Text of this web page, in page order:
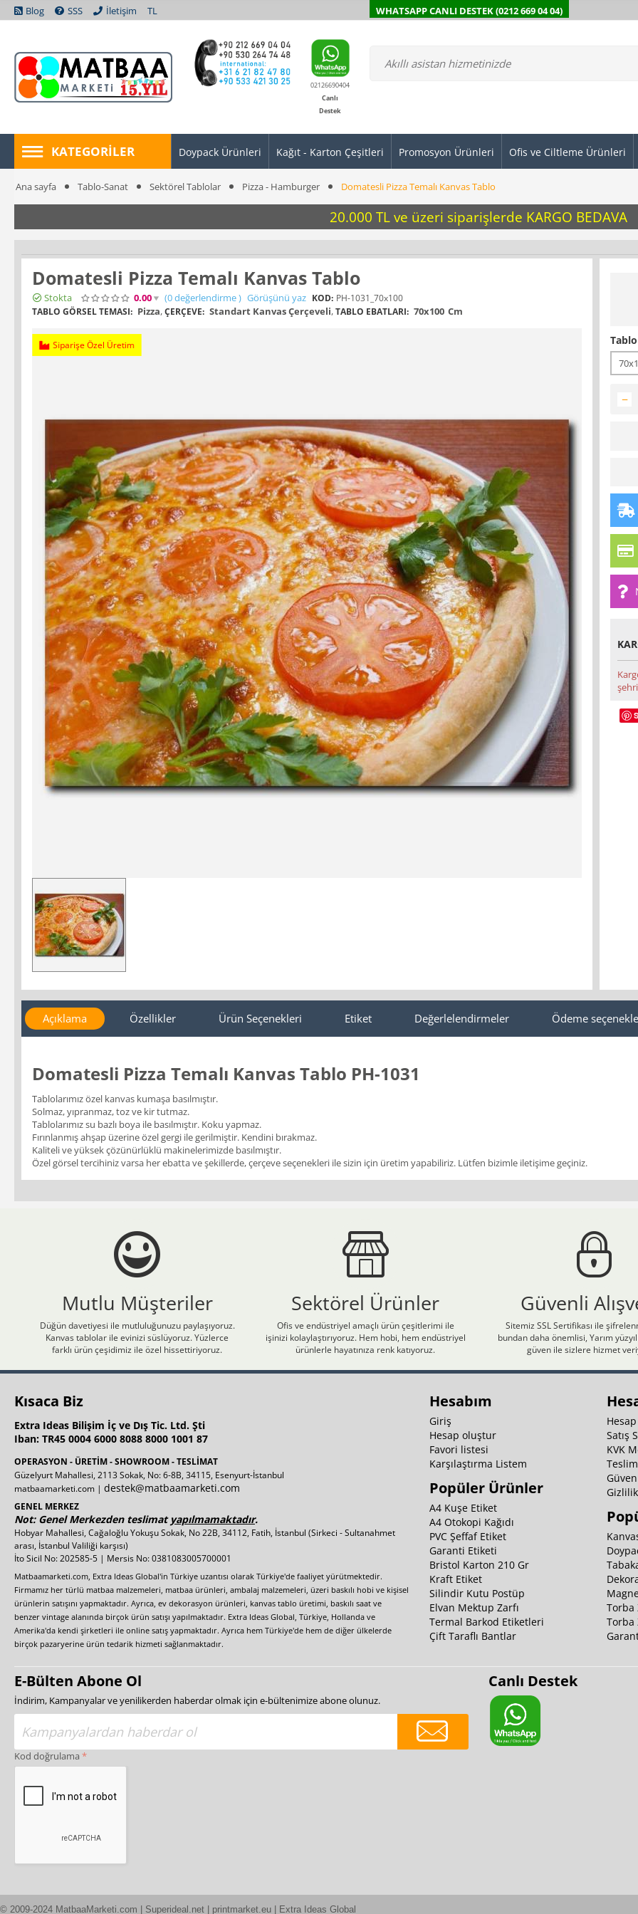
Blog SSS İletişim TL WHATSAPP CANLI DESTEK (0212 669 04 04)
02126690404
Canlı
Destek
KATEGORILER Doypack Ürünleri Kağıt - Karton Çeşitleri Promosyon Ürünleri Ofis ve Ciltleme Ürünleri
Ana sayfa Tablo-Sanat Sektörel Tablolar Pizza - Hamburger Domatesli Pizza Temalı Kanvas Tablo
20.000 TL ve üzeri siparişlerde KARGO BEDAVA
Domatesli Pizza Temalı Kanvas Tablo
Stokta 0.00 (0değerlendirme) Görüşünü yaz KOD: PH-1031_70x100
TABLO GÖRSEL TEMASI: Pizza,ÇERÇEVE: Standart Kanvas Çerçeveli,TABLO EBATLARI: 70x100 Cm
Siparişe Özel Üretim
−
Açıklama Özellikler Ürün Seçenekleri Etiket Değerlelendirmeler Ödeme
Domatesli Pizza Temalı Kanvas Tablo PH-1031
Tablolarımız özel kanvas kumaşa basılmıştır.
Solmaz, yıpranmaz, toz ve kir tutmaz.
Tablolarımız su bazlı boya ile basılmıştır. Koku yapmaz.
Fırınlanmış ahşap üzerine özel gergi ile gerilmiştir. Kendini bırakmaz.
Kaliteli ve yüksek çözünürlüklü makinelerimizde basılmıştır.
Özel görsel tercihiniz varsa her ebatta ve şekillerde, çerçeve seçenekleri ile sizin için üretim yapabiliriz. Lütfen bizimle iletişime geçiniz.
Mutlu Müşteriler
Düğün davetiyesi ile mutluluğunuzu paylaşıyoruz.
Kanvas tablolar ile evinizi süslüyoruz. Yüzlerce
farklı ürün çeşidimiz ile özel hissettiriyoruz.
Sektörel Ürünler
Ofis ve endüstriyel amaçlı ürün çeşitlerimi ile
işinizi kolaylaştırıyoruz. Hem hobi, hem endüstriyel
ürünlerle hayatınıza renk katıyoruz.
Güvenli
Sitemiz SSL Sertifikası ile
bundan daha önemlisi, Yarım
güven ile sizlere hizmet
Kısaca Biz
Extra Ideas Bilişim İç ve Dış Tic. Ltd. Şti
Iban: TR45 0004 6000 8088 8000 1001 87
OPERASYON - ÜRETİM - SHOWROOM - TESLİMAT
Güzelyurt Mahallesi, 2113 Sokak, No: 6-8B, 34115, Esenyurt-İstanbul
matbaamarketi.com | destek@matbaamarketi.com
GENEL MERKEZ
Not: Genel Merkezden teslimat yapılmamaktadır.
Hobyar Mahallesi, Cağaloğlu Yokuşu Sokak, No 22B, 34112, Fatih, İstanbul (Sirkeci - Sultanahmet
arası, İstanbul Valiliği karşısı)
İto Sicil No: 202585-5 | Mersis No: 0381083005700001
Matbaamarketi.com, Extra Ideas Global'in Türkiye uzantısı olarak Türkiye'de faaliyet yürütmektedir.
Firmamız her türlü matbaa malzemeleri, matbaa ürünleri, ambalaj malzemeleri, üzeri baskılı hobi ve kişisel
ürünlerin satışını yapmaktadır. Ayrıca, ev dekorasyon ürünleri, kanvas tablo üretimi, baskılı saat ve
benzer vintage alanında birçok ürün satışı yapılmaktadır. Extra Ideas Global, Türkiye, Hollanda ve
Amerika'da kendi şirketleri ile online satış yapmaktadır. Ayrıca hem Türkiye'de hem de diğer ülkelerde
birçok pazaryerine ürün tedarik hizmeti sağlanmaktadır.
Hesabım
Giriş
Hesap oluştur
Favori listesi
Karşılaştırma Listem
Popüler Ürünler
A4 Kuşe Etiket
A4 Otokopi Kağıdı
PVC Şeffaf Etiket
Garanti Etiketi
Bristol Karton 210 Gr
Kraft Etiket
Silindir Kutu Postüp
Elvan Mektup Zarfı
Termal Barkod Etiketleri
Çift Taraflı Bantlar
Satış
KVK
Gizlilik
Torba
Torba
E-Bülten Abone Ol
İndirim, Kampanyalar ve yenilikerden haberdar olmak için e-bültenimize abone olunuz.
Kod doğrulama
Canlı Destek
© 2009-2024 MatbaaMarketi.com | Superideal.net | printmarket.eu | Extra Ideas Global